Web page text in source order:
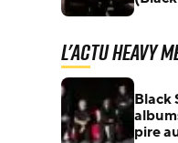
L'actu Heavy
Black
pire